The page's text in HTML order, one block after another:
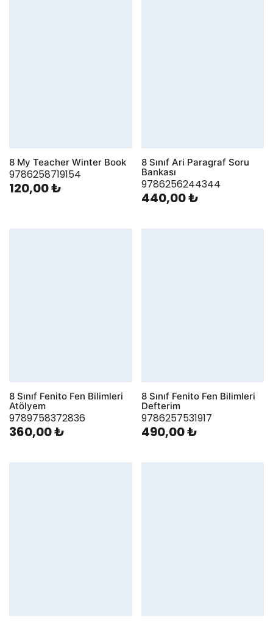
8 My Teacher Winter Book
9786258719154
120,00 ₺
8 Sınıf Ari Paragraf Soru
Bankası
9786256244344
440,00 ₺
8 Sınıf Fenito Fen Bilimleri
Atölyem
9789758372836
360,00 ₺
8 Sınıf Fenito Fen Bilimleri
Defterim
9786257531917
490,00 ₺